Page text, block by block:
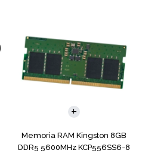
Memoria RAM Kingston 8GB
DDR5 5600MHz KCP556SS6-8